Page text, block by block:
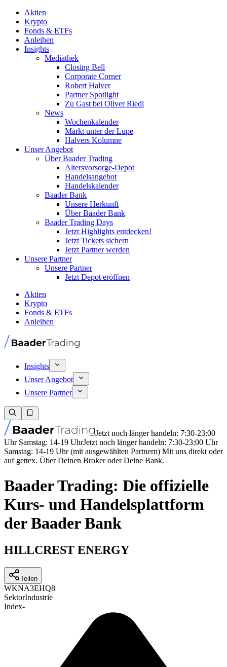
Aktien
Krypto
Fonds & ETFs
Anleihen
Insights
Mediathek
Closing Bell
Corporate Corner
Robert Halver
Partner Spotlight
Zu Gast bei Oliver Riedl
News
Wochenkalender
Markt unter der Lupe
Halvers Kolumne
Unser Angebot
Über Baader Trading
Altersvorsorge-Depot
Handelsangebot
Handelskalender
Baader Bank
Unsere Herkunft
Über Baader Bank
Baader Trading Days
Jetzt Highlights entdecken!
Jetzt Tickets sichern
Jetzt Partner werden
Unsere Partner
Unsere Partner
Jetzt Depot eröffnen
Aktien
Krypto
Fonds & ETFs
Anleihen
Insights
Unser Angebot
Unsere Partner
Jetzt noch länger handeln: 7:30-23:00
Uhr Samstag: 14-19 UhrJetzt noch länger handeln: 7:30-23:00 Uhr
Samstag: 14-19 Uhr (mit ausgewählten Partnern) Mit uns direkt oder
auf gettex. Über Deinen Broker oder Deine Bank.
Baader Trading: Die offizielle
Kurs- und Handelsplattform
der Baader Bank
HILLCREST ENERGY
Teilen
WKNA3EHQ8
SektorIndustrie
Index-